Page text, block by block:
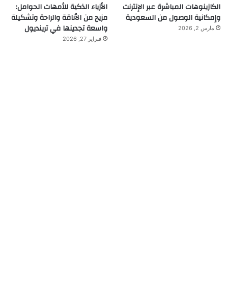
الكازينوهات المباشرة عبر الإنترنت
وإمكانية الوصول من السعودية
مارس 2, 2026
الأزياء الذكية للأمهات الحوامل:
مزيج من الأناقة والراحة وتشكيلة
واسعة تجدينها في ترينديول
فبراير 27, 2026